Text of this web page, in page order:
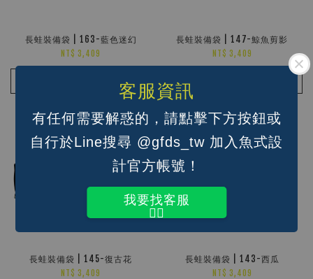
客服資訊
有任何需要解惑的，請點擊下方按鈕或
自行於Line搜尋 @gfds_tw 加入魚式設
計官方帳號！
我要找客服
👆🏽
長蛙裝備袋 | 163-藍色迷幻
NT$ 3,409
長蛙裝備袋 | 147-鯨魚剪影
NT$ 3,409
長蛙裝備袋 | 145-復古花
NT$ 3,409
長蛙裝備袋 | 143-西瓜
NT$ 3,409